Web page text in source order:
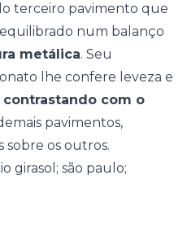
terceiro pavimento que
num balanço
metálica. Seu
lhe confere leveza e
contrastando com o
pavimentos,
sobre os outros.